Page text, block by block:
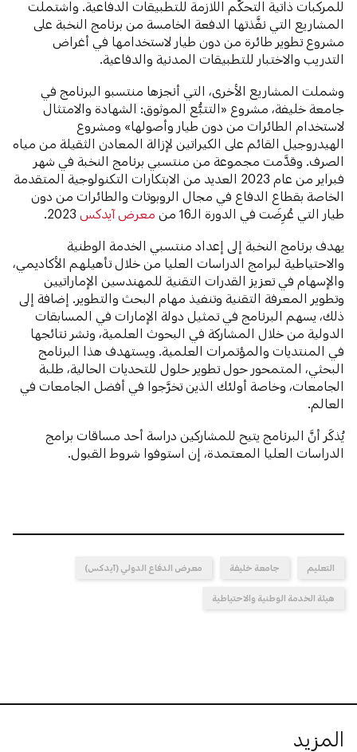
للمركبات ذاتية التحكُّم اللازمة للتطبيقات الدفاعية. واشتملت
المشاريع التي نفَّذتها الدفعة الخامسة من برنامج النخبة على
مشروع تطوير طائرة من دون طيار لاستخدامها في أغراض
التدريب والاختبار للتطبيقات المدنية والدفاعية.
وشملت المشاريع الأخرى، التي أنجزها منتسبو البرنامج في
جامعة خليفة، مشروع «التتبُّع الموثوق: الشهادة والامتثال
لاستخدام الطائرات من دون طيار وأصولها» ومشروع
الهيدروجيل القائم على الكيراتين لإزالة المعادن الثقيلة من مياه
الصرف. وقدَّمت مجموعة من منتسبي برنامج النخبة في شهر
فبراير من عام 2023 العديد من الابتكارات التكنولوجية المتقدمة
الخاصة بقطاع الدفاع في مجال الروبوتات والطائرات من دون
طيار التي عُرِضَت في الدورة الـ16 من
معرض آيدكس
يهدف برنامج النخبة إلى إعداد منتسبي الخدمة الوطنية
والاحتياطية لبرامج الدراسات العليا من خلال تأهيلهم الأكاديمي،
والإسهام في تعزيز القدرات التقنية للمهندسين الإماراتيين
وتطوير المعرفة التقنية وتنفيذ مهام البحث والتطوير. إضافة إلى
ذلك، يسهم البرنامج في تمثيل دولة الإمارات في المسابقات
الدولية من خلال المشاركة في البحوث العلمية، ونشر نتائجها
في المنتديات والمؤتمرات العلمية. ويستهدف هذا البرنامج
البحثي، المتمحور حول تطوير حلول للتحديات الحالية، طلبة
الجامعات، وخاصة أولئك الذين تخرَّجوا في أفضل الجامعات في
العالم.
يُذكَر أنَّ البرنامج يتيح للمشاركين دراسة أحد مساقات برامج
الدراسات العليا المعتمدة، إن استوفوا شروط القبول.
التعليم جامعة خليفة معرض الدفاع الدولي (آيدكس)
هيئة الخدمة الوطنية والاحتياطية
المزيد